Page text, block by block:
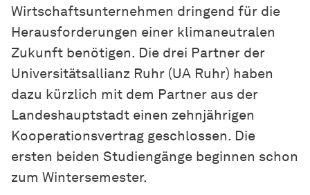
Wirtschaftsunternehmen dringend für die
Herausforderungen einer klimaneutralen
Zukunft benötigen. Die drei Partner der
Universitätsallianz Ruhr (UA Ruhr) haben
dazu kürzlich mit dem Partner aus der
Landeshauptstadt einen zehnjährigen
Kooperationsvertrag geschlossen. Die
ersten beiden Studiengänge beginnen schon
zum Wintersemester.